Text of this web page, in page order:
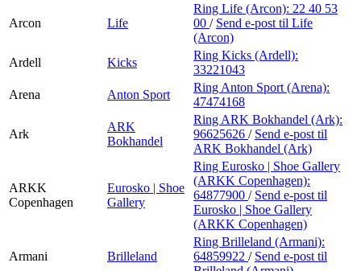
Arcon Life
Ring Life (Arcon): 22 40 53
00 / Send e-post til Life
(Arcon)
Ardell
Kicks
Ring Kicks (Ardell):
33221043
Arena
Anton Sport
Ring Anton Sport (Arena):
47474168
Ark
ARK
Bokhandel
Ring ARK Bokhandel (Ark):
96625626 / Send e-post til
ARK Bokhandel (Ark)
ARKK
Copenhagen
Eurosko | Shoe
Gallery
Ring Eurosko | Shoe Gallery
(ARKK Copenhagen):
64877900 / Send e-post til
Eurosko | Shoe Gallery
(ARKK Copenhagen)
Armani Brilleland
Ring Brilleland (Armani):
64859922 / Send e-post til